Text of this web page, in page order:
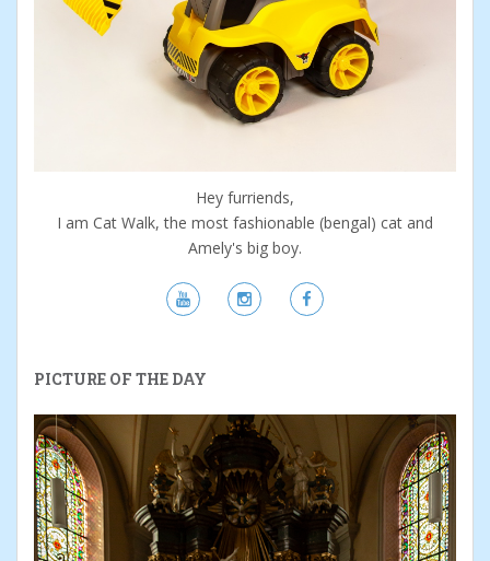
Hey furriends,
I am Cat Walk, the most fashionable (bengal) cat and
Amely's big boy.
PICTURE OF THE DAY